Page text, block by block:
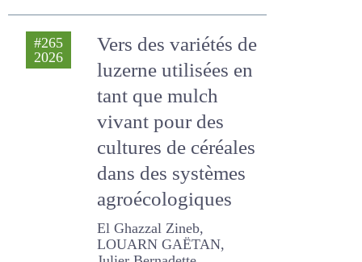
661 résultats
#265
Vers des variétés
de luzerne utilisées
en tant que mulch
vivant pour des
cultures de
céréales dans des
systèmes
agroécologiques